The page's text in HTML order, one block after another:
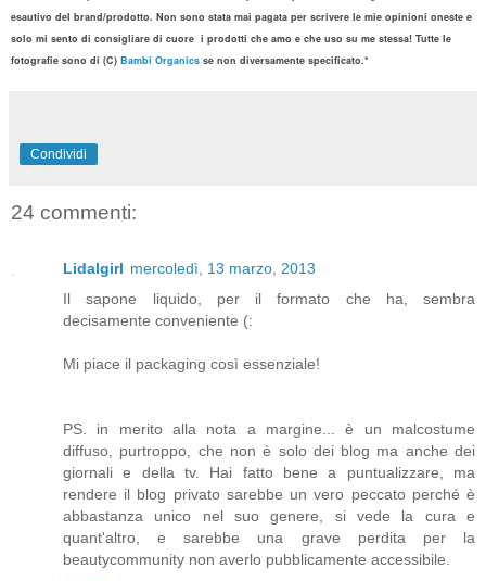
esautivo del brand/prodotto. Non sono stata mai pagata per scrivere le mie opinioni oneste e
solo mi sento di consigliare di cuore i prodotti che amo e che uso su me stessa! Tutte le
fotografie sono di (C) Bambi Organics se non diversamente specificato.*
Condividi
24 commenti:
Lidalgirl mercoledì, 13 marzo, 2013
Il sapone liquido, per il formato che ha, sembra
decisamente conveniente (:
Mi piace il packaging così essenziale!
PS. in merito alla nota a margine... è un malcostume
diffuso, purtroppo, che non è solo dei blog ma anche dei
giornali e della tv. Hai fatto bene a puntualizzare, ma
rendere il blog privato sarebbe un vero peccato perché è
abbastanza unico nel suo genere, si vede la cura e
quant'altro, e sarebbe una grave perdita per la
beautycommunity non averlo pubblicamente accessibile.